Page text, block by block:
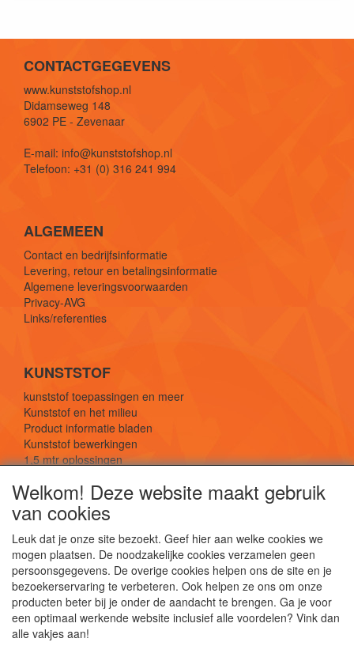
CONTACTGEGEVENS
www.kunststofshop.nl
Didamseweg 148
6902 PE - Zevenaar
E-mail: info@kunststofshop.nl
Telefoon: +31 (0) 316 241 994
ALGEMEEN
Contact en bedrijfsinformatie
Levering, retour en betalingsinformatie
Algemene leveringsvoorwaarden
Privacy-AVG
Links/referenties
KUNSTSTOF
kunststof toepassingen en meer
Kunststof en het milieu
Product informatie bladen
Kunststof bewerkingen
1,5 mtr oplossingen
SOCIALE MEDIA
De webshop voor kunststof platen, folies, buizen
Welkom! Deze website maakt gebruik
van cookies
Leuk dat je onze site bezoekt. Geef hier aan welke cookies we
mogen plaatsen. De noodzakelijke cookies verzamelen geen
persoonsgegevens. De overige cookies helpen ons de site en je
bezoekerservaring te verbeteren. Ook helpen ze ons om onze
producten beter bij je onder de aandacht te brengen. Ga je voor
een optimaal werkende website inclusief alle voordelen? Vink dan
alle vakjes aan!